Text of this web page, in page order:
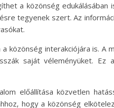
a közönség
tegyenek szert. Az
közönség interakciójára is.
saját véleményüket.
előállítása közvetlen
hogy a közönség